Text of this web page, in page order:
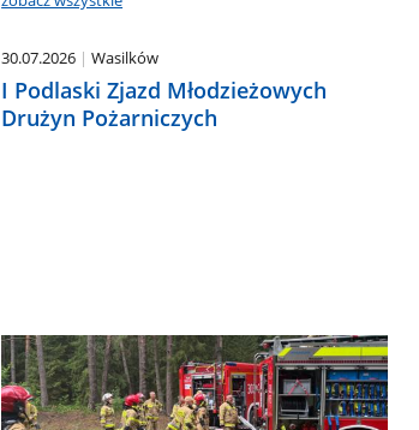
30.07.2026 Wasilków
I Podlaski Zjazd Młodzieżowych
Drużyn Pożarniczych